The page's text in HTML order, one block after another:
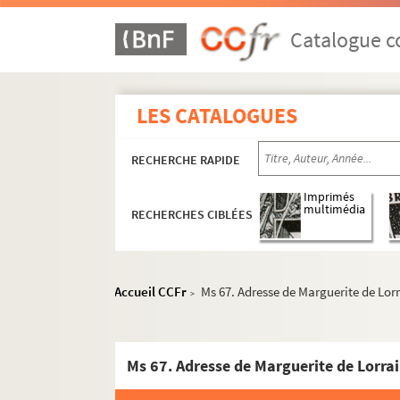
Catalogue
LES CATALOGUES
RECHERCHE RAPIDE
RECHERCHES CIBLÉES
Imprimés
multimédia
Accueil CCFr > Ms 67. Adresse de Marguerite de